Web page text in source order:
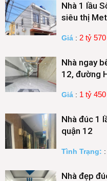
Nhà 1 lầu
siêu thị
Giá : 2 tỷ
Nhà ngay
12, đường
Giá : 1 tỷ
Nhà đúc 1
quận 12
Tình Trạng: :
Nhà đẹp